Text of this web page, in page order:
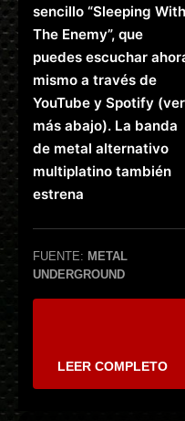
sencillo “Sleeping With
The Enemy”, que
puedes escuchar
mismo a través de
YouTube y Spotify (ver
más abajo). La banda
de metal alternativo
multiplatino también
estrena
FUENTE: METAL
UNDERGROUND
LEER COMPLETO